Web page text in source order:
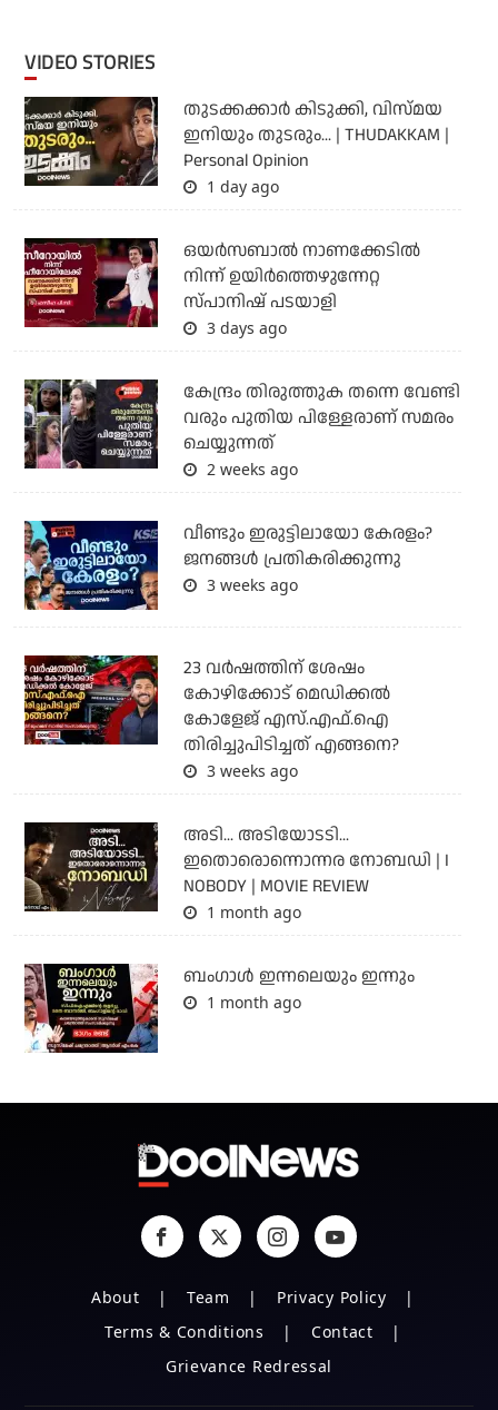
VIDEO STORIES
തുടക്കക്കാര്‍ കിടുക്കി, വിസ്മയ
ഇനിയും തുടരും... | THUDAKKAM |
Personal Opinion
1 day ago
ഒയര്‍സബാൽ നാണക്കേടിൽ
നിന്ന് ഉയിർത്തെഴുന്നേറ്റ
സ്പാനിഷ് പടയാളി
3 days ago
കേന്ദ്രം തിരുത്തുക തന്നെ വേണ്ടി
വരും പുതിയ പിള്ളേരാണ് സമരം
ചെയ്യുന്നത്
2 weeks ago
വീണ്ടും ഇരുട്ടിലായോ കേരളം?
ജനങ്ങൾ പ്രതികരിക്കുന്നു
3 weeks ago
23 വർഷത്തിന് ശേഷം
കോഴിക്കോട് മെഡിക്കൽ
കോളേജ് എസ്.എഫ്.ഐ
തിരിച്ചുപിടിച്ചത് എങ്ങനെ?
3 weeks ago
അടി... അടിയോടടി...
ഇതൊരൊന്നൊന്നര നോബഡി | I
NOBODY | MOVIE REVIEW
1 month ago
ബംഗാള്‍ ഇന്നലെയും ഇന്നും
1 month ago
About Team
Privacy Policy
Terms & Conditions
Contact
Grievance Redressal